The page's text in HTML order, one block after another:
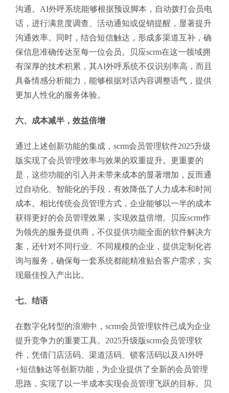
沟通。AI外呼系统能够根据预设脚本，自动拨打会员电
话，进行满意度调查、活动通知或促销提醒，显著提升
沟通效率。同时，结合短信触达，形成多渠道互补，确
保信息准确传达至每一位会员。贝应scrm在这一领域拥
有深厚的技术积累，其AI外呼系统不仅识别率高，而且
具备情感分析能力，能够根据对话内容调整语气，提供
更加人性化的服务体验。
六、成本减半，效益倍增
通过上述创新功能的集成，scrm会员管理软件2025升级
版实现了会员管理效率与效果的双重提升。更重要的
是，这些功能的引入并未带来成本的显著增加，反而通
过自动化、智能化的手段，有效降低了人力成本和时间
成本。相比传统会员管理方式，企业能够以一半的成本
获得更好的会员管理效果，实现效益倍增。贝应scrm作
为领先的服务提供商，不仅提供功能全面的软件解决方
案，还针对不同行业、不同规模的企业，提供定制化咨
询与服务，确保每一套系统都能精准贴合客户需求，实
现最佳投入产出比。
七、结语
在数字化转型的浪潮中，scrm会员管理软件已成为企业
提升竞争力的重要工具。2025升级版scrm会员管理软
件，凭借门店活码、渠道活码、锁客活码以及AI外呼
+短信触达等创新功能，为企业提供了全新的会员管理
思路，实现了以一半成本实现会员管理飞跃的目标。贝